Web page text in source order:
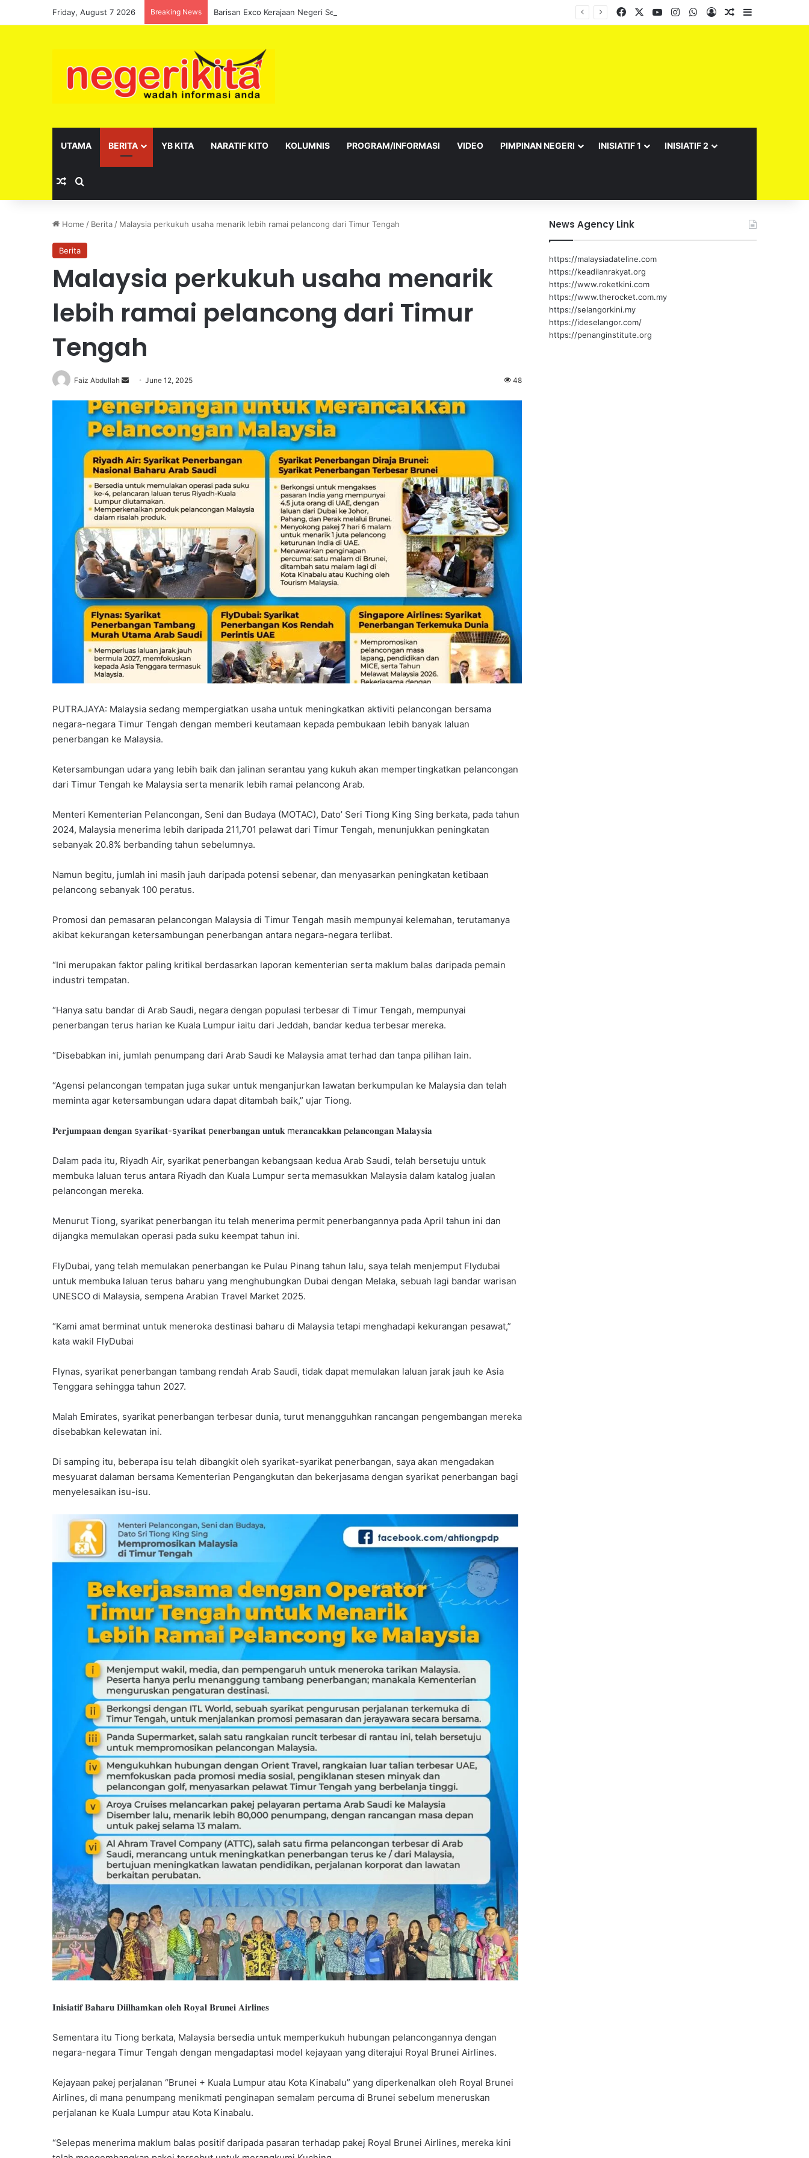
Friday, August 7 2026 Breaking News Facebook YouTubeInstagramWhatsApp
Log InRandom Article
UTAMA BERITA YB KITA NARATIF KITO KOLUMNIS PROGRAM/INFORMASI VIDEO PIMPINAN NEGERI INISIATIF 1 INISIATIF 2
Random Article
Home / Berita / Malaysia perkukuh usaha menarik lebih ramai pelancong dari Timur Tengah
Berita
Malaysia perkukuh usaha menarik
lebih ramai pelancong dari Timur
Tengah
Faiz Abdullah
n
d
a
n
e
m
a
i
l
June 12, 2025 48
PUTRAJAYA: Malaysia sedang mempergiatkan usaha untuk meningkatkan aktiviti pelancongan bersama
negara-negara Timur Tengah dengan memberi keutamaan kepada pembukaan lebih banyak laluan
penerbangan ke Malaysia.
Ketersambungan udara yang lebih baik dan jalinan serantau yang kukuh akan mempertingkatkan pelancongan
dari Timur Tengah ke Malaysia serta menarik lebih ramai pelancong Arab.
Menteri Kementerian Pelancongan, Seni dan Budaya (MOTAC), Dato’ Seri Tiong King Sing berkata, pada tahun
2024, Malaysia menerima lebih daripada 211,701 pelawat dari Timur Tengah, menunjukkan peningkatan
sebanyak 20.8% berbanding tahun sebelumnya.
Namun begitu, jumlah ini masih jauh daripada potensi sebenar, dan menyasarkan peningkatan ketibaan
pelancong sebanyak 100 peratus.
Promosi dan pemasaran pelancongan Malaysia di Timur Tengah masih mempunyai kelemahan, terutamanya
akibat kekurangan ketersambungan penerbangan antara negara-negara terlibat.
“Ini merupakan faktor paling kritikal berdasarkan laporan kementerian serta maklum balas daripada pemain
industri tempatan.
“Hanya satu bandar di Arab Saudi, negara dengan populasi terbesar di Timur Tengah, mempunyai
penerbangan terus harian ke Kuala Lumpur iaitu dari Jeddah, bandar kedua terbesar mereka.
“Disebabkan ini, jumlah penumpang dari Arab Saudi ke Malaysia amat terhad dan tanpa pilihan lain.
“Agensi pelancongan tempatan juga sukar untuk menganjurkan lawatan berkumpulan ke Malaysia dan telah
meminta agar ketersambungan udara dapat ditambah baik,” ujar Tiong.
𝐏𝐞𝐫𝐣𝐮𝐦𝐩𝐚𝐚𝐧 𝐝𝐞𝐧𝐠𝐚𝐧 s𝐲𝐚𝐫𝐢𝐤𝐚𝐭-s𝐲𝐚𝐫𝐢𝐤𝐚𝐭 p𝐞𝐧𝐞𝐫𝐛𝐚𝐧𝐠𝐚𝐧 𝐮𝐧𝐭𝐮𝐤 m𝐞𝐫𝐚𝐧𝐜𝐚𝐤𝐤𝐚𝐧 p𝐞𝐥𝐚𝐧𝐜𝐨𝐧𝐠𝐚𝐧 𝐌𝐚𝐥𝐚𝐲𝐬𝐢𝐚
Dalam pada itu, Riyadh Air, syarikat penerbangan kebangsaan kedua Arab Saudi, telah bersetuju untuk
membuka laluan terus antara Riyadh dan Kuala Lumpur serta memasukkan Malaysia dalam katalog jualan
pelancongan mereka.
Menurut Tiong, syarikat penerbangan itu telah menerima permit penerbangannya pada April tahun ini dan
dijangka memulakan operasi pada suku keempat tahun ini.
FlyDubai, yang telah memulakan penerbangan ke Pulau Pinang tahun lalu, saya telah menjemput Flydubai
untuk membuka laluan terus baharu yang menghubungkan Dubai dengan Melaka, sebuah lagi bandar warisan
UNESCO di Malaysia, sempena Arabian Travel Market 2025.
“Kami amat berminat untuk meneroka destinasi baharu di Malaysia tetapi menghadapi kekurangan pesawat,”
kata wakil FlyDubai
Flynas, syarikat penerbangan tambang rendah Arab Saudi, tidak dapat memulakan laluan jarak jauh ke Asia
Tenggara sehingga tahun 2027.
Malah Emirates, syarikat penerbangan terbesar dunia, turut menangguhkan rancangan pengembangan mereka
disebabkan kelewatan ini.
Di samping itu, beberapa isu telah dibangkit oleh syarikat-syarikat penerbangan, saya akan mengadakan
mesyuarat dalaman bersama Kementerian Pengangkutan dan bekerjasama dengan syarikat penerbangan bagi
menyelesaikan isu-isu.
𝐈𝐧𝐢𝐬𝐢𝐚𝐭𝐢𝐟 𝐁𝐚𝐡𝐚𝐫𝐮 𝐃𝐢𝐢𝐥𝐡𝐚𝐦𝐤𝐚𝐧 𝐨𝐥𝐞𝐡 𝐑𝐨𝐲𝐚𝐥 𝐁𝐫𝐮𝐧𝐞𝐢 𝐀𝐢𝐫𝐥𝐢𝐧𝐞𝐬
Sementara itu Tiong berkata, Malaysia bersedia untuk memperkukuh hubungan pelancongannya dengan
negara-negara Timur Tengah dengan mengadaptasi model kejayaan yang diterajui Royal Brunei Airlines.
Kejayaan pakej perjalanan “Brunei + Kuala Lumpur atau Kota Kinabalu” yang diperkenalkan oleh Royal Brunei
Airlines, di mana penumpang menikmati penginapan semalam percuma di Brunei sebelum meneruskan
perjalanan ke Kuala Lumpur atau Kota Kinabalu.
“Selepas menerima maklum balas positif daripada pasaran terhadap pakej Royal Brunei Airlines, mereka kini
News Agency Link
https://malaysiadateline.com
https://keadilanrakyat.org
https://www.roketkini.com
https://www.therocket.com.my
https://selangorkini.my
https://ideselangor.com/
https://penanginstitute.org